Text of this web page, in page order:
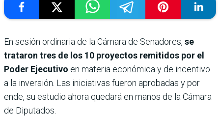
En sesión ordinaria de la Cámara de Senadores, se
trataron tres de los 10 proyectos remitidos por el
Poder Ejecutivo en materia económica y de incentivo
a la inversión. Las iniciativas fueron aprobadas y por
ende, su estudio ahora quedará en manos de la Cámara
de Diputados.